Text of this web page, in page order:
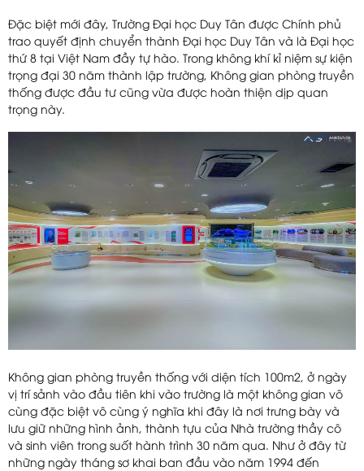
Đặc biệt mới đây, Trường Đại học Duy Tân được Chính phủ
trao quyết định chuyển thành Đại học Duy Tân và là Đại học
thứ 8 tại Việt Nam đầy tự hào. Trong không khí kỉ niệm sự kiện
trọng đại 30 năm thành lập trường, Không gian phòng truyền
thống được đầu tư cũng vừa được hoàn thiện dịp quan
trọng này.
Không gian phòng truyền thống với diện tích 100m2, ở ngày
vị trí sảnh vào đầu tiên khi vào trường là một không gian vô
cùng đặc biệt vô cùng ý nghĩa khi đây là nơi trưng bày và
lưu giữ những hình ảnh, thành tựu của Nhà trường thầy cô
và sinh viên trong suốt hành trình 30 năm qua. Như ở đây từ
những ngày tháng sơ khai ban đầu vào năm 1994 đến